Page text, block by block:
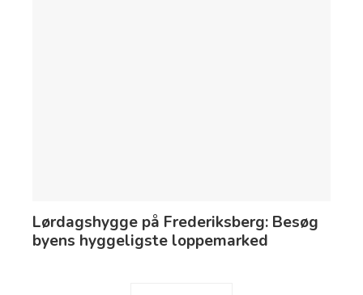
Lørdagshygge på Frederiksberg: Besøg
byens hyggeligste loppemarked